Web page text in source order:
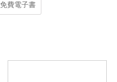
免費電子書